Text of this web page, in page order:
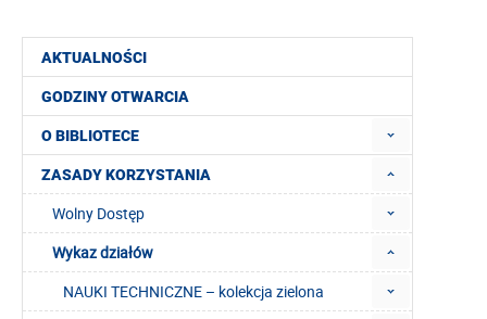
AKTUALNOŚCI
GODZINY OTWARCIA
O BIBLIOTECE
ZASADY KORZYSTANIA
Wolny Dostęp
Wykaz działów
NAUKI TECHNICZNE – kolekcja zielona